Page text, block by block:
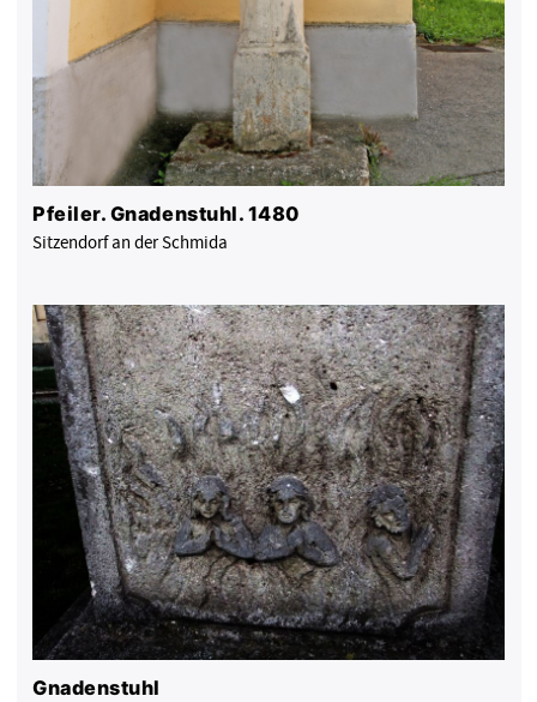
Pfeiler. Gnadenstuhl. 1480
Sitzendorf an der Schmida
Gnadenstuhl